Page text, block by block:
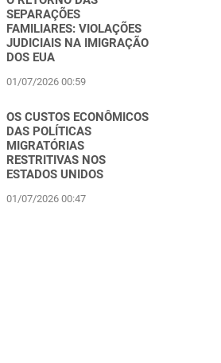
SEPARAÇÕES
FAMILIARES: VIOLAÇÕES
JUDICIAIS NA IMIGRAÇÃO
DOS EUA
01/07/2026 00:59
OS CUSTOS ECONÔMICOS
DAS POLÍTICAS
MIGRATÓRIAS
RESTRITIVAS NOS
ESTADOS UNIDOS
01/07/2026 00:47